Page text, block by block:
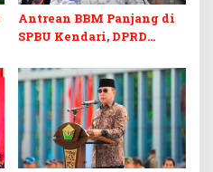
Antrean BBM Panjang di
SPBU Kendari, DPRD
Barcode Curang